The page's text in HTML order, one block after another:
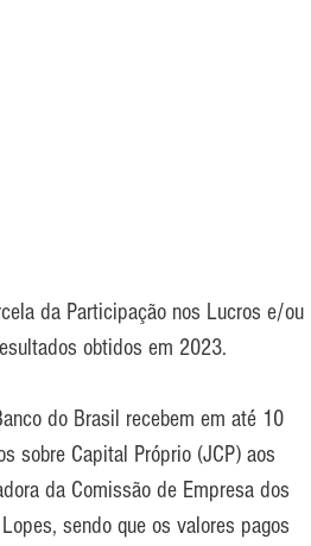
da Participação nos Lucros e/ou
obtidos em 2023.
do Brasil recebem em até 10
sobre Capital Próprio (JCP) aos
da Comissão de Empresa dos
sendo que os valores pagos